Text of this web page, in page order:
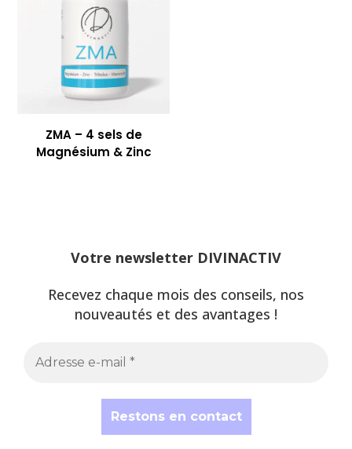
ZMA – 4 sels de
Magnésium & Zinc
Votre newsletter DIVINACTIV
Recevez chaque mois des conseils, nos
nouveautés et des avantages !